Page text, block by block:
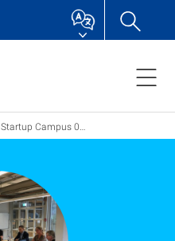
Startup Campus 0711 Think Tank Treffen: Fokus auf Social Entrepreneurship und Sustainability